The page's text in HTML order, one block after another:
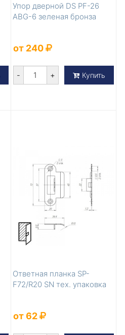
Упор дверной DS PF-26
ABG-6 зеленая бронза
от 240
- + Купить
Ответная планка SP-
F72/R20 SN тех. упаковка
от 62